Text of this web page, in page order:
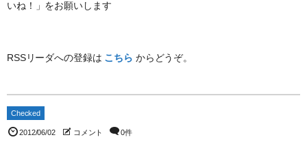
いね！」をお願いします
RSSリーダへの登録は こちら からどうぞ。
Checked
2012/06/02 コメント 0件